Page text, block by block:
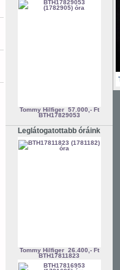
Tommy Hilfiger 57.000,- Ft
BTH17829053
Leglátogatottabb óráink
Tommy Hilfiger 26.400,- Ft
BTH17811823